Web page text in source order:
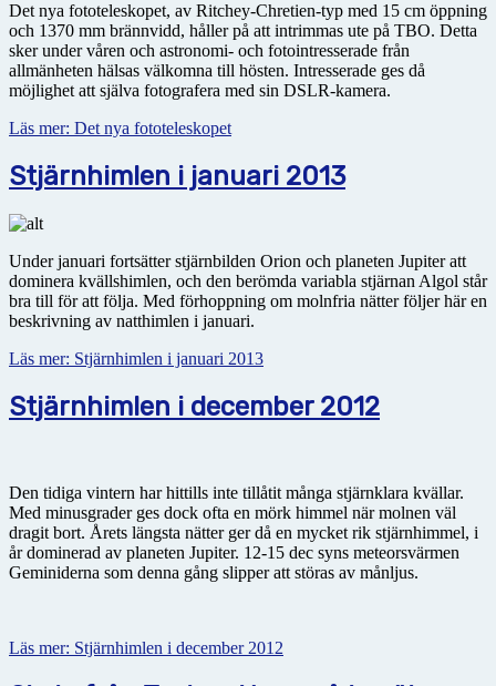
Det nya fototeleskopet, av Ritchey-Chretien-typ med 15 cm öppning
och 1370 mm brännvidd, håller på att intrimmas ute på TBO. Detta
sker under våren och astronomi- och fotointresserade från
allmänheten hälsas välkomna till hösten. Intresserade ges då
möjlighet att själva fotografera med sin DSLR-kamera.
Läs mer: Det nya fototeleskopet
Stjärnhimlen i januari 2013
Under januari fortsätter stjärnbilden Orion och planeten Jupiter att
dominera kvällshimlen, och den berömda variabla stjärnan Algol står
bra till för att följa. Med förhoppning om molnfria nätter följer här en
beskrivning av natthimlen i januari.
Läs mer: Stjärnhimlen i januari 2013
Stjärnhimlen i december 2012
Den tidiga vintern har hittills inte tillåtit många stjärnklara kvällar.
Med minusgrader ges dock ofta en mörk himmel när molnen väl
dragit bort. Årets längsta nätter ger då en mycket rik stjärnhimmel, i
år dominerad av planeten Jupiter. 12-15 dec syns meteorsvärmen
Geminiderna som denna gång slipper att störas av månljus.
Läs mer: Stjärnhimlen i december 2012